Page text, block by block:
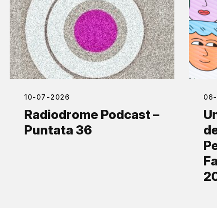
10-07-2026
Radiodrome Podcast –
Puntata 36